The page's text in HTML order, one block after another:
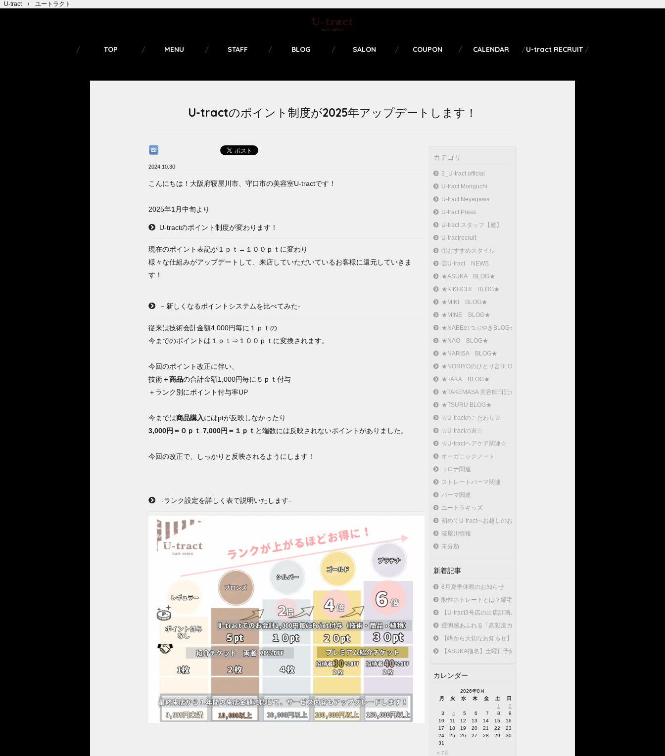
U-tract / ユートラクト
TOP MENU STAFF BLOG SALON COUPON CALENDAR U-tract RECRUIT
U-tractのポイント制度が2025年アップデートします！
2024.10.30
こんにちは！大阪府寝屋川市、守口市の美容室U-tractです！
2025年1月中旬より
U-tractのポイント制度が変わります！
現在のポイント表記が１ｐｔ→１００ｐｔに変わり
様々な仕組みがアップデートして、来店していただいているお客様に還元していきま
す！
－新しくなるポイントシステムを比べてみた-
従来は技術会計金額4,000円毎に１ｐｔの
今までのポイントは１ｐｔ⇒１００ｐｔに変換されます。
今回のポイント改正に伴い、
技術＋商品の合計金額1,000円毎に５ｐｔ付与
＋ランク別にポイント付与率UP
今までは商品購入にはptが反映しなかったり
3,000円＝０ｐｔ 7,000円＝１ｐｔ と端数には反映されないポイントがありました。
今回の改正で、しっかりと反映されるようにします！
-ランク設定を詳しく表で説明いたします-
カテゴリ
3_U-tract official
U-tract Moriguchi
U-tract Neyagawa
U-tract Press
U-tract スタッフ【遊】
U-tractrecruit
①おすすめスタイル
②U-tract NEWS
★ASUKA BLOG★
★KIKUCHI BLOG★
★MIKI BLOG★
★MINE BLOG★
★NABEのつぶやきBLOG★
★NAO BLOG★
★NARISA BLOG★
★NORIYOのひとり言BLOG
★TAKA BLOG★
★TAKEMASA 美容師日記★
★TSURU BLOG★
☆U-tractのこだわり☆
☆U-tractの遊☆
☆U-tractヘアケア関連☆
オーガニックノート
コロナ関連
ストレートパーマ関連
パーマ関連
ユートラキッズ
初めてU-tractへお越しのお客様へ…
寝屋川情報
未分類
新着記事
8月夏季休暇のお知らせ
酸性ストレートとは？縮毛矯正との違いやU-tractの酸性ストレートが選ばれている
【U-tract3号店の出店計画と今後の渡辺の出勤店舗について】
透明感あふれる「高彩度カラー」が人気！大人女性が選ぶこの夏最旬のヘアカラー
【峰から大切なお知らせ】10月1日から新店舗U-tractNorthGardenへ異動いたしま
【ASUKA指名】土曜日予約が可能になりました！
カレンダー
2026年8月
月
火 水 木 金 土 日
« 7月
1
2
3
4 5 6 7 8
9
10
11 12 13 14 15
16
17
18 19 20 21 22
23
24
25 26 27 28 29
30
31